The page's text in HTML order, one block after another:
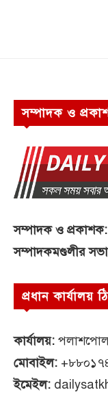
সম্পাদক ও
সম্পাদক ও প্রকাশক:
সম্পাদকমণ্ডলীর
প্রধান কার্যালয়
কার্যালয়: পলাশপোল
মোবাইল:
ইমেইল: